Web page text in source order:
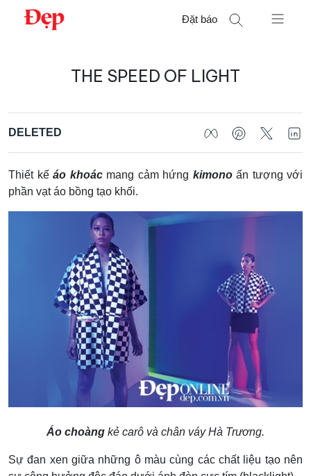
Chuyển
Đặt báo
THE SPEED OF LIGHT
DELETED
Thiết kế áo khoácmang cảm hứng kimonoấn tượng với
phần vạt áo bồng tạo khối.
Áo choàng kẻ carô và chân váy Hà Trương.
Sự đan xen giữa những ô màu cùng các chất liệu tạo nên